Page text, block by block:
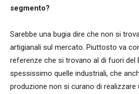
segmento?
Sarebbe una bugia dire che non si
artigianali sul mercato. Piuttosto va
referenze che si trovano al di fuori del
spessissimo quelle industriali, che
produzione non si curano di realizzare